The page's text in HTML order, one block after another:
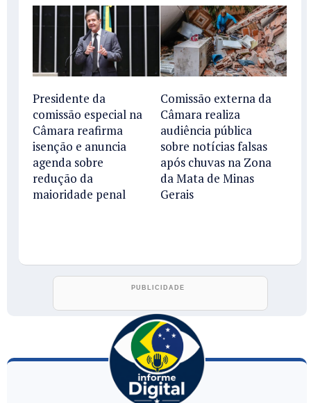
Presidente da
comissão especial na
Câmara reafirma
isenção e anuncia
agenda sobre
redução da
maioridade penal
Comissão externa da
Câmara realiza
audiência pública
sobre notícias falsas
após chuvas na Zona
da Mata de Minas
Gerais